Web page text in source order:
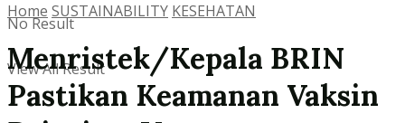
No Result
View All Result
Home SUSTAINABILITY KESEHATAN
Menristek/Kepala BRIN
Pastikan Keamanan Vaksin